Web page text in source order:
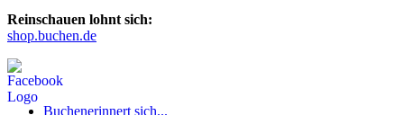
Reinschauen lohnt sich:
shop.buchen.de
Buchenerinnert sich...